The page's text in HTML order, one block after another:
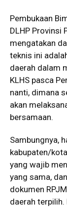
Pembukaan
DLHP Provinsi
mengatakan
teknis ini
daerah dalam
KLHS pasca
nanti, dimana
akan
bersamaan.
Sambungnya,
kabupaten/
yang wajib
yang sama,
dokumen
daerah